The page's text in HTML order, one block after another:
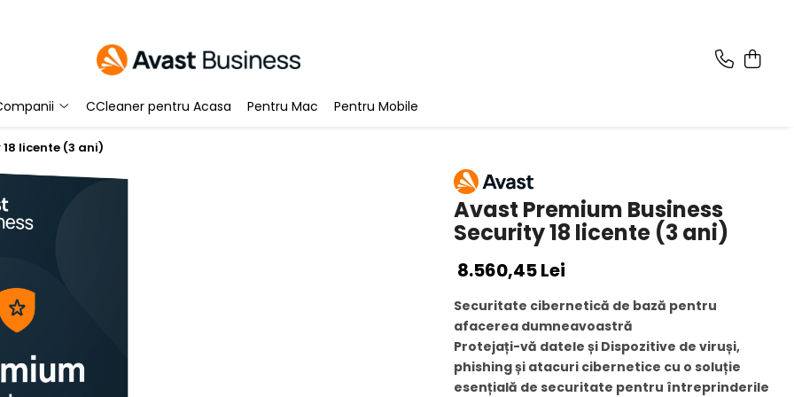
CCleaner pentru Acasa Pentru Mac Pentru Mobile
licente (3 ani)
Avast Premium Business
Security 18 licente (3 ani)
8.560,45 Lei
Securitate cibernetică de bază pentru
afacerea dumneavoastră
Protejați-vă datele și Dispozitive de viruși,
phishing și atacuri cibernetice cu o soluție
esențială de securitate pentru întreprinderile